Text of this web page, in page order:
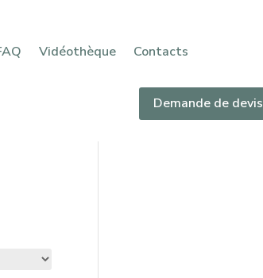
Vidéothèque Contacts
Demande de devis